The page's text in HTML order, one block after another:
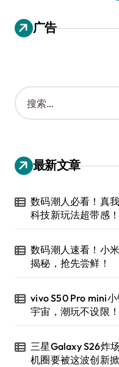
广告
搜
索
：
最新文章
数码潮人必看！真
科技新玩法超带感！
数码潮人速看！小
揭秘，抢先尝鲜！
vivo S50 Pro mini
宇宙，潮玩不设限！
三星Galaxy S26炸
机圈要被这波创新掀